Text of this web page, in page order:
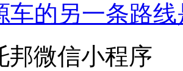
车的另一条路
邦微信小程序